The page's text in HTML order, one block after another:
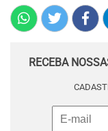
RECEBA